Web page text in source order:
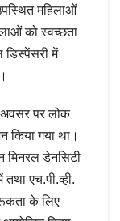
महिलाओं
को स्वच्छता
डिस्पेंसरी में
अवसर पर लोक
किया गया था।
मिनरल डेनसिटी
एच.पी.व्ही.
के लिए